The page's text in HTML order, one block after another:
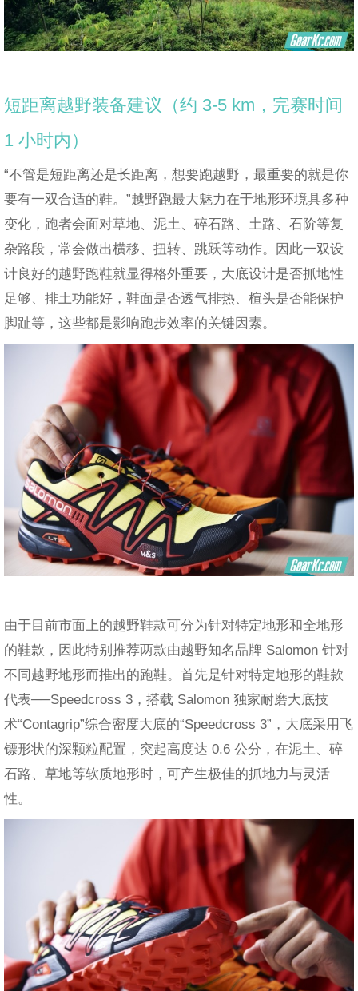
短距离越野装备建议（约 3-5 km，完赛时间
1 小时内）
“不管是短距离还是长距离，想要跑越野，最重要的就是你
要有一双合适的鞋。”越野跑最大魅力在于地形环境具多种
变化，跑者会面对草地、泥土、碎石路、土路、石阶等复
杂路段，常会做出横移、扭转、跳跃等动作。因此一双设
计良好的越野跑鞋就显得格外重要，大底设计是否抓地性
足够、排土功能好，鞋面是否透气排热、楦头是否能保护
脚趾等，这些都是影响跑步效率的关键因素。
由于目前市面上的越野鞋款可分为针对特定地形和全地形
的鞋款，因此特别推荐两款由越野知名品牌 Salomon 针对
不同越野地形而推出的跑鞋。首先是针对特定地形的鞋款
代表──Speedcross 3，搭载 Salomon 独家耐磨大底技
术“Contagrip”综合密度大底的“Speedcross 3”，大底采用飞
镖形状的深颗粒配置，突起高度达 0.6 公分，在泥土、碎
石路、草地等软质地形时，可产生极佳的抓地力与灵活
性。